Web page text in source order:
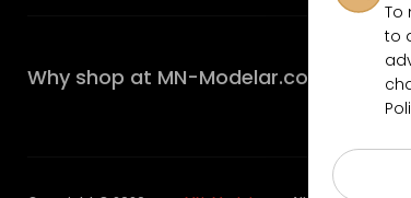
Why shop at MN-Modelar.com
To
to